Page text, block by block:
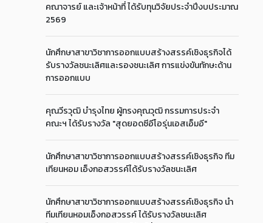
คณาจารย์ และเจ้าหน้าที่ ได้รับทุนวิจัยประจำปีงบประมาณ
2569
นักศึกษาสาขาวิชาการออกแบบสร้างสรรค์เชิงธุรกิจได้
รับรางวัลชนะเลิศและรองชนะเลิศ การแข่งขันทักษะด้าน
การออกแบบ
คุณวีรวุฒิ บำรุงไทย ผู้ทรงคุณวุฒิ กรรมการประจำ
คณะฯ ได้รับรางวัล "สุดยอดซีอีโอรุ่นเอสเอ็มอี"
นักศึกษาสาขาวิชาการออกแบบสร้างสรรค์เชิงธุรกิจ ทีม
เทียนหอม เอ็งกอสวรรค์ได้รับรางวัลชนะเลิศ
นักศึกษาสาขาวิชาการออกแบบสร้างสรรค์เชิงธุรกิจ นำ
ทีมเทียนหอมเอ็งกอสวรรค์ ได้รับรางวัลชนะเลิศ